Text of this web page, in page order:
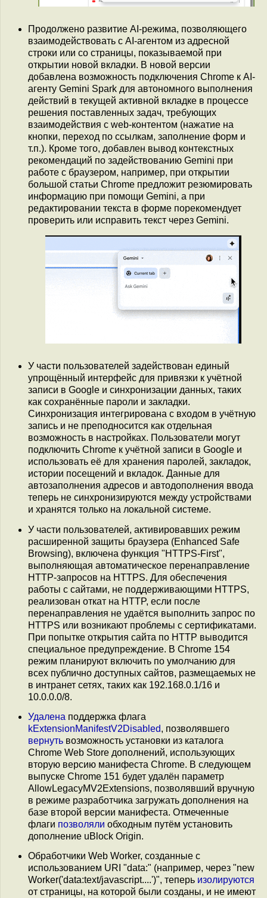
Продолжено развитие AI-режима, позволяющего
взаимодействовать с AI-агентом из адресной
строки или со страницы, показываемой при
открытии новой вкладки. В новой версии
добавлена возможность подключения Chrome к AI-
агенту Gemini Spark для автономного выполнения
действий в текущей активной вкладке в процессе
решения поставленных задач, требующих
взаимодействия с web-контентом (нажатие на
кнопки, переход по ссылкам, заполнение форм и
т.п.). Кроме того, добавлен вывод контекстных
рекомендаций по задействованию Gemini при
работе с браузером, например, при открытии
большой статьи Chrome предложит резюмировать
информацию при помощи Gemini, а при
редактировании текста в форме порекомендует
проверить или исправить текст через Gemini.
У части пользователей задействован единый
упрощённый интерфейс для привязки к учётной
записи в Google и синхронизации данных, таких
как сохранённые пароли и закладки.
Синхронизация интегрирована с входом в учётную
запись и не преподносится как отдельная
возможность в настройках. Пользователи могут
подключить Chrome к учётной записи в Google и
использовать её для хранения паролей, закладок,
истории посещений и вкладок. Данные для
автозаполнения адресов и автодополнения ввода
теперь не синхронизируются между устройствами
и хранятся только на локальной системе.
У части пользователей, активировавших режим
расширенной защиты браузера (Enhanced Safe
Browsing), включена функция "HTTPS-First",
выполняющая автоматическое перенаправление
HTTP-запросов на HTTPS. Для обеспечения
работы с сайтами, не поддерживающими HTTPS,
реализован откат на HTTP, если после
перенаправления не удаётся выполнить запрос по
HTTPS или возникают проблемы с сертификатами.
При попытке открытия сайта по HTTP выводится
специальное предупреждение. В Chrome 154
режим планируют включить по умолчанию для
всех публично доступных сайтов, размещаемых не
в интранет сетях, таких как 192.168.0.1/16 и
10.0.0.0/8.
Удалена поддержка флага
kExtensionManifestV2Disabled, позволявшего
вернуть возможность установки из каталога
Chrome Web Store дополнений, использующих
вторую версию манифеста Chrome. В следующем
выпуске Chrome 151 будет удалён параметр
AllowLegacyMV2Extensions, позволявший вручную
в режиме разработчика загружать дополнения на
базе второй версии манифеста. Отмеченные
флаги позволяли обходным путём установить
дополнение uBlock Origin.
Обработчики Web Worker, созданные с
использованием URI "data:" (например, через "new
Worker('data:text/javascript....')", теперь изолируются
от страницы, на которой были созданы, и не имеют